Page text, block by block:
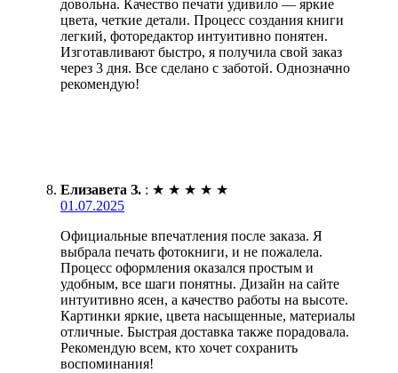
довольна. Качество печати удивило — яркие
цвета, четкие детали. Процесс создания книги
легкий, фоторедактор интуитивно понятен.
Изготавливают быстро, я получила свой заказ
через 3 дня. Все сделано с заботой. Однозначно
рекомендую!
Елизавета З. : ★ ★ ★ ★ ★
01.07.2025
Официальные впечатления после заказа. Я
выбрала печать фотокниги, и не пожалела.
Процесс оформления оказался простым и
удобным, все шаги понятны. Дизайн на сайте
интуитивно ясен, а качество работы на высоте.
Картинки яркие, цвета насыщенные, материалы
отличные. Быстрая доставка также порадовала.
Рекомендую всем, кто хочет сохранить
воспоминания!